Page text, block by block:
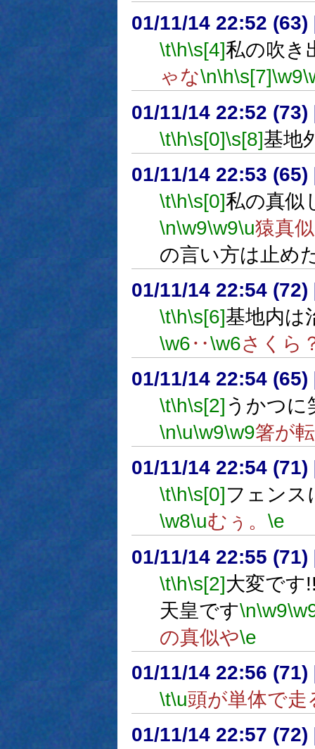
01/11/14 22:52 (63)
\t\h\s[4]私の吹
ゃな\n\h\s[7]\w9
01/11/14 22:52 (73)
\t\h\s[0]\s[8]基地
01/11/14 22:53 (65)
\t\h\s[0]私の真似
\n\w9\w9\u猿真
の言い方は止め
01/11/14 22:54 (72)
\t\h\s[6]基地内は
\w6‥\w6さくら
01/11/14 22:54 (65)
\t\h\s[2] うかつに
\n\u\w9\w9箸が
01/11/14 22:54 (71)
\t\h\s[0] フェンス
\w8\uむぅ。 \e
01/11/14 22:55 (71)
\t\h\s[2]大変です
天皇です\n\w9
の真似や\e
01/11/14 22:56 (71)
\t\u頭が単体で走
01/11/14 22:57 (72)